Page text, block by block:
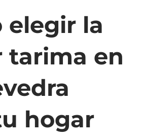
elegir la
tarima en
hogar